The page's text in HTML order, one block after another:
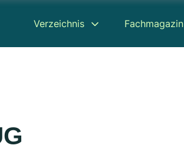
Verzeichnis Fachmagazin